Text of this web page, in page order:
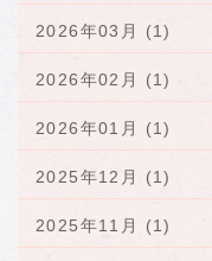
2026年03月 (1)
2026年02月 (1)
2026年01月 (1)
2025年12月 (1)
2025年11月 (1)